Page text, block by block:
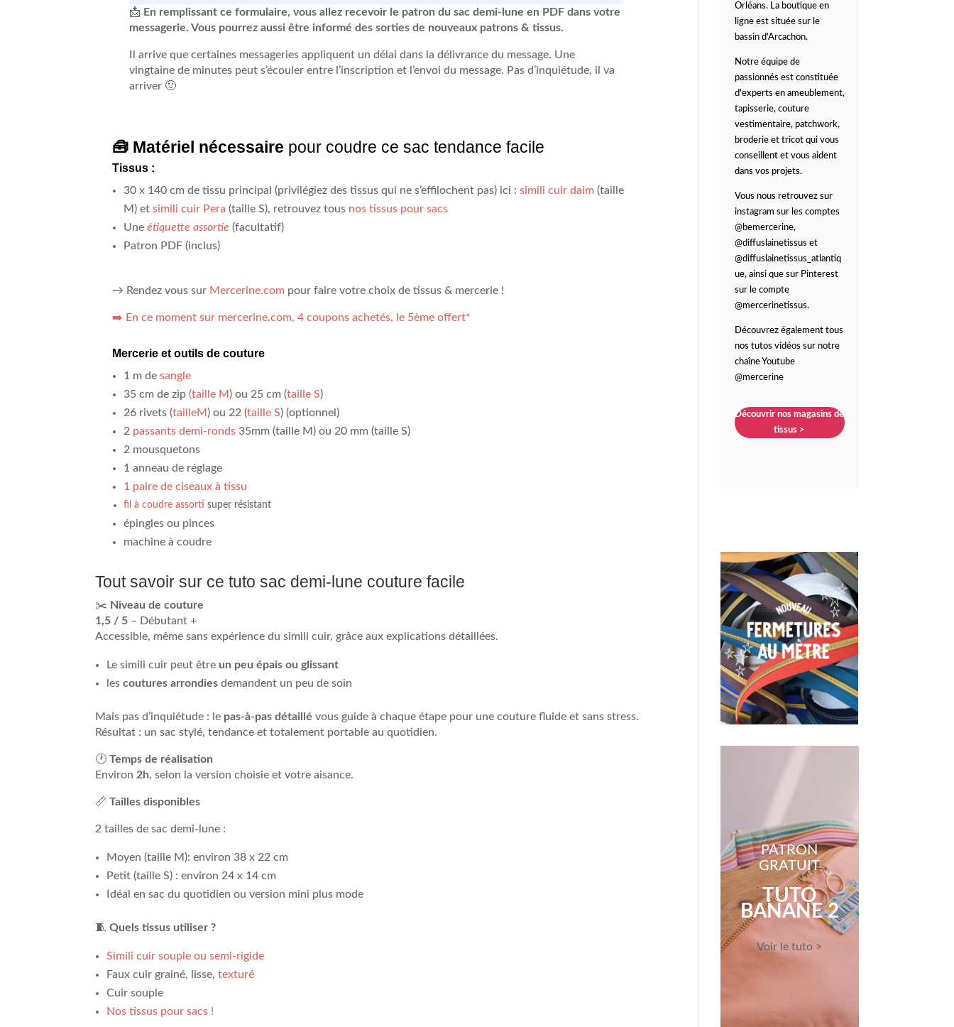
📩 En remplissant ce formulaire, vous allez recevoir le patron du sac demi-lune en PDF dans votre
messagerie. Vous pourrez aussi être informé des sorties de nouveaux patrons & tissus.
Il arrive que certaines messageries appliquent un délai dans la délivrance du message. Une
vingtaine de minutes peut s’écouler entre l’inscription et l’envoi du message. Pas d’inquiétude, il va
arriver 🙂
🧰 Matériel nécessaire pour coudre ce sac tendance facile
Tissus :
30 x 140 cm de tissu principal (privilégiez des tissus qui ne s’effilochent pas) ici :simili cuir daim (taille
M) etsimili cuir Pera (taille S), retrouvez tous nos tissus pour sacs
Uneétiquette assortie (facultatif)
Patron PDF (inclus)
→ Rendez vous sur Mercerine.com pour faire votre choix de tissus & mercerie !
➡️ En ce moment sur mercerine.com, 4 coupons achetés, le 5ème offert*
Mercerie et outils de couture
1 m desangle
35 cm de zip(taille M ) ou 25 cm (taille S)
26 rivets (tailleM ) ou 22 (taille S) (optionnel)
2 passants demi-ronds 35mm (taille M) ou 20 mm (taille S)
2 mousquetons
1 anneau de réglage
1 paire de ciseaux à tissu
fil à coudre assorti super résistant
épingles ou pinces
machine à coudre
Tout savoir sur ce tuto sac demi-lune couture facile
✂️ Niveau de couture
1,5 / 5 – Débutant +
Accessible, même sans expérience du simili cuir, grâce aux explications détaillées.
Le simili cuir peut être un peu épais ou glissant
lescoutures arrondies demandent un peu de soin
Mais pas d’inquiétude : le pas-à-pas détaillé vous guide à chaque étape pour une couture fluide et sans stress.
Résultat : un sac stylé, tendance et totalement portable au quotidien.
🕐Temps de réalisation
Environ 2h, selon la version choisie et votre aisance.
📏Tailles disponibles
2 tailles de sac demi-lune :
Moyen (taille M): environ 38 x 22 cm
Petit (taille S) : environ 24 x 14 cm
Idéal en sac du quotidien ou version mini plus mode
🧵Quels tissus utiliser ?
Simili cuir souple ou semi-rigide
Faux cuir grainé, lisse,texturé
Cuir souple
Nos tissus pour sacs !
Orléans. La boutique en
ligne est située sur le
bassin d'Arcachon.
Notre équipe de
passionnés est constituée
d'experts en ameublement,
tapisserie, couture
vestimentaire, patchwork,
broderie et tricot qui vous
conseillent et vous aident
dans vos projets.
Vous nous retrouvez sur
instagram sur les comptes
@bemercerine,
@diffuslainetissus et
@diffuslainetissus_atlantiq
ue, ainsi que sur Pinterest
sur le compte
@mercerinetissus.
Découvrez également tous
nos tutos vidéos sur notre
chaîne Youtube
@mercerine
Découvrir nos magasins de
tissus >
PATRON
GRATUIT
TUTO
BANANE 2
Voir le tuto >